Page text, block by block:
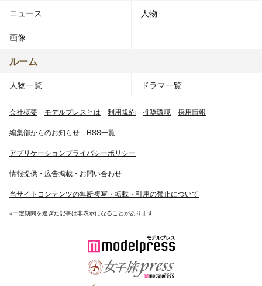
ニュース 人物
画像
ルーム
人物一覧 ドラマ一覧
会社概要 モデルプレスとは 利用規約 推奨環境 採用情報
編集部からのお知らせ RSS一覧
アプリケーションプライバシーポリシー
情報提供・広告掲載・お問い合わせ
当サイトコンテンツの無断複写・転載・引用の禁止について
※一定期間を過ぎた記事は非表示になることがあります